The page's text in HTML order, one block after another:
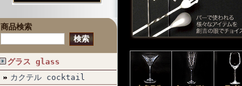
商品検索
グラス glass
カクテル cocktail